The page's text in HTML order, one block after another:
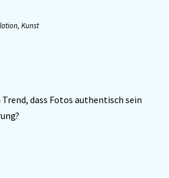
, Kunst
dass Fotos authentisch sein